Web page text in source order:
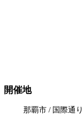
開催地
那覇市 / 国際通り